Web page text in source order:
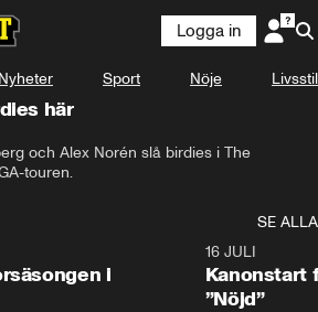
Logga in
Nyheter Sport Nöje Livsstil
här
och Alex Norén slå birdies i The
touren.
SE ALLA
i
16 JULI
Kanonstart
”Nöjd”